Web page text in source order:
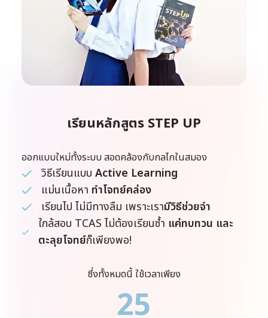
เรียนหลักสูตร STEP UP
ออกแบบใหม่ทั้งระบบ สอดคล้องกับกลไกในสมอง
วิธีเรียนแบบ Active Learning
แม่นเนื้อหา ทำโจทย์คล่อง
เรียนไป ไม่มีทางลืม เพราะเรามีวิธีช่วยจำ
ใกล้สอบ TCAS ไม่ต้องเรียนซ้ำ แค่ทบทวน และ
ตะลุยโจทย์ก็เพียงพอ!
ซึ่งทั้งหมดนี้ ใช้เวลาเพียง
25